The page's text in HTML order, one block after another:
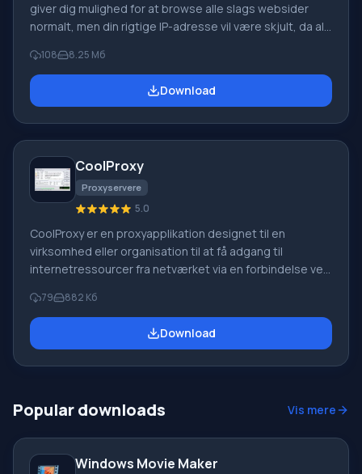
giver dig mulighed for at browse alle slags websider
normalt, men din rigtige IP-adresse vil være skjult, da al
USA. Hver gang du opretter forbindelse til netværket,
tildeler udbyderen dig en unik adresse, der identificerer
din computer i løbet af denne onlinesession. Funktion
108 8.25 Мб
Download
CoolProxy
Proxyservere
5.0
CoolProxy er en proxyapplikation designet til en
virksomhed eller organisation til at få adgang til
internetressourcer fra netværket via en forbindelse ved
tidligere viste sider og giver dig mulighed for at se disse
sider i offline tilstand. Applikationen bevarer fuldt ud
webstedets struktur, så du kan se sider, der er
79 882 Кб
Download
Popular downloads Vis mere
Windows Movie Maker